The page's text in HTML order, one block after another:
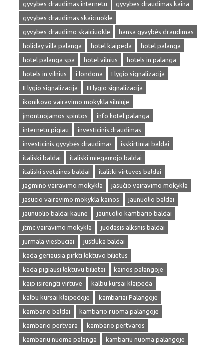
gyvybes draudimas internetu
gyvybes draudimas kaina
gyvybes draudimas skaiciuokle
gyvybes draudimo skaiciuokle
hansa gyvybės draudimas
holiday villa palanga
hotel klaipeda
hotel palanga
hotel palanga spa
hotel vilnius
hotels in palanga
hotels in vilnius
i londona
I lygio signalizacija
II lygio signalizacija
III lygio signalizacija
ikonikovo vairavimo mokykla vilniuje
įmontuojamos spintos
info hotel palanga
internetu pigiau
investicinis draudimas
investicinis gyvybės draudimas
isskirtiniai baldai
italiski baldai
italiski miegamojo baldai
italiski svetaines baldai
italiski virtuves baldai
jagmino vairavimo mokykla
jasučio vairavimo mokykla
jasucio vairavimo mokykla kainos
jaunuolio baldai
jaunuolio baldai kaune
jaunuolio kambario baldai
jtmc vairavimo mokykla
juodasis alksnis baldai
jurmala viesbuciai
justluka baldai
kada geriausia pirkti lektuvo bilietus
kada pigiausi lektuvu bilietai
kainos palangoje
kaip isirengti virtuve
kalbu kursai klaipeda
kalbu kursai klaipedoje
kambariai Palangoje
kambario baldai
kambario nuoma palangoje
kambario pertvara
kambario pertvaros
kambariu nuoma palanga
kambariu nuoma palangoje